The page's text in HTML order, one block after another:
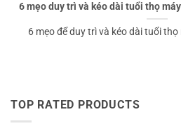
6 mẹo duy trì và kéo dài tuổi thọ
6 mẹo để duy trì và kéo dài tuổi
TOP RATED PRODUCTS